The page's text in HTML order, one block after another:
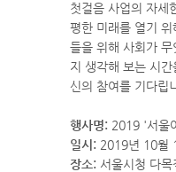
첫걸음 사업의 자세
평한 미래를 열기 위
들을 위해 사회가 무
지 생각해 보는 시
신의 참여를 기다립
행사명: 2019 '서울
일시: 2019년 10월
장소: 서울시청 다